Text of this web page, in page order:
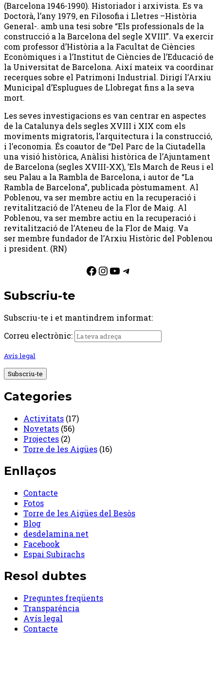
(Barcelona 1946-1990). Historiador i arxivista. Es va
Doctorà, l’any 1979, en Filosofia i Lletres –Història
General-. amb una tesi sobre “Els professionals de la
construcció a la Barcelona del segle XVIII”. Va exercir
com professor d’Història a la Facultat de Ciències
Econòmiques i a l’Institut de Ciències de l’Educació de
la Universitat de Barcelona. Així mateix va coordinar
recerques sobre el Patrimoni Industrial. Dirigí l’Arxiu
Municipal d’Esplugues de Llobregat fins a la seva
mort.
Les seves investigacions es van centrar en aspectes
de la Catalunya dels segles XVIII i XIX com els
moviments migratoris, l’arquitectura i la construcció,
i l’economia. És coautor de “Del Parc de la Ciutadella
una visió històrica, Anàlisi històrica de l’Ajuntament
de Barcelona (segles XVIII-XX), ’Els March de Reus i el
seu Palau a la Rambla de Barcelona, i autor de “La
Rambla de Barcelona”, publicada pòstumament. Al
Poblenou, va ser membre actiu en la recuperació i
revitalització de l’Ateneu de la Flor de Maig. Al
Poblenou, va ser membre actiu en la recuperació i
revitalització de l’Ateneu de la Flor de Maig. Va
ser membre fundador de l’Arxiu Històric del Poblenou
i president. (RN)
Facebook
Instagram
YouTube
Telegram
Subscriu-te
Subscriu-te i et mantindrem informat:
Correu electrònic:
Avís legal
Categories
Activitats (17)
Novetats (56)
Projectes (2)
Torre de les Aigües (16)
Enllaços
Contacte
Fotos
Torre de les Aigües del Besòs
Blog
desdelamina.net
Facebook
Espai Subirachs
Resol dubtes
Preguntes freqüents
Transparéncia
Avís legal
Contacte